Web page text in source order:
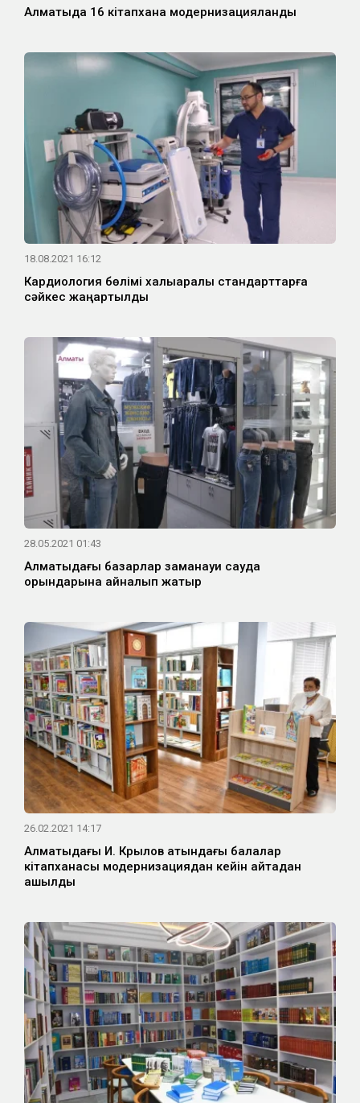
Алматыда 16 кітапхана модернизацияланды
18.08.2021 16:12
Кардиология бөлімі халықаралық стандарттарға
сәйкес жаңартылды
28.05.2021 01:43
Алматыдағы базарлар заманауи сауда
орындарына айналып жатыр
26.02.2021 14:17
Алматыдағы И. Крылов атындағы балалар
кітапханасы модернизациядан кейін қайтадан
ашылды